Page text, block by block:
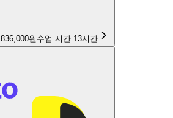
836,000원 수업 시간 13시간